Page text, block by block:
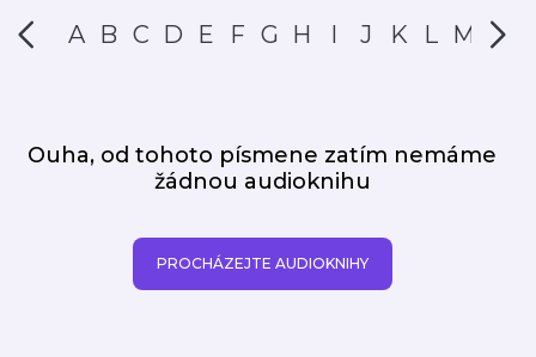
A B C D E F G H I J K L M N
Ouha, od tohoto písmene zatím nemáme
žádnou audioknihu
PROCHÁZEJTE AUDIOKNIHY